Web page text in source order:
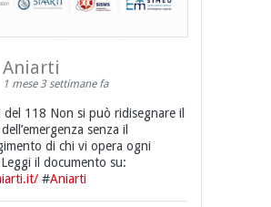
Aniarti
1 mese 3 settimane fa
del 118 Non si può ridisegnare il
senza il
di chi vi opera ogni
il documento su:
#Aniarti